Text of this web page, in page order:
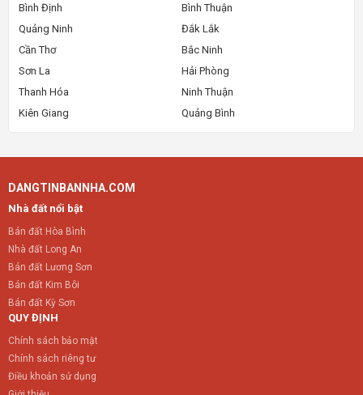
Bình Định
Bình Thuận
Quảng Ninh
Đắk Lắk
Cần Thơ
Bắc Ninh
Sơn La
Hải Phòng
Thanh Hóa
Ninh Thuận
Kiên Giang
Quảng Bình
DANGTINBANNHA.COM
Nhà đất nổi bật
Bán đất Hòa Bình
Nhà đất Long An
Bán đất Lương Sơn
Bán đất Kim Bôi
Bán đất Kỳ Sơn
QUY ĐỊNH
Chính sách bảo mật
Chính sách riêng tư
Điều khoản sử dụng